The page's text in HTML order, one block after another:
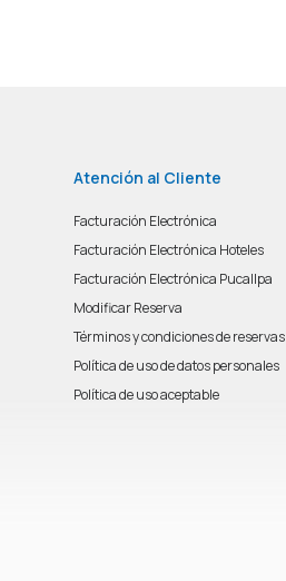
Atención al Cliente
Facturación Electrónica
Facturación Electrónica Hoteles
Facturación Electrónica Pucallpa
Modificar Reserva
Términos y condiciones de reservas
Política de uso de datos personales
Política de uso aceptable